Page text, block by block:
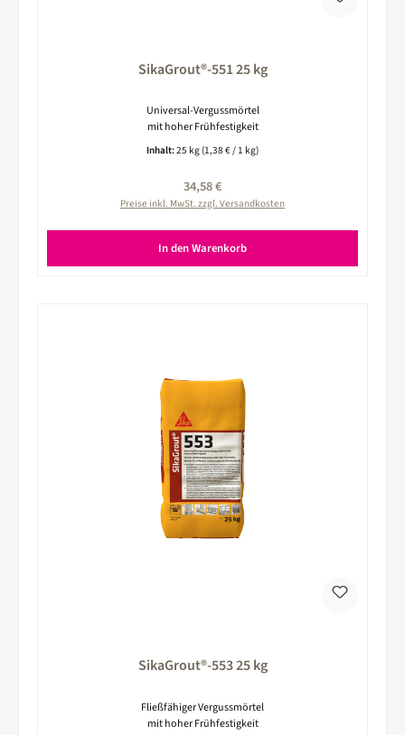
SikaGrout®-551 25 kg
Universal-Vergussmörtel
mit hoher Frühfestigkeit
Inhalt:25 kg (1,38 € / 1 kg)
Regulärer Preis:
34,58 €
Preise inkl. MwSt. zzgl. Versandkosten
In den Warenkorb
SikaGrout®-553 25 kg
Fließfähiger Vergussmörtel
mit hoher Frühfestigkeit